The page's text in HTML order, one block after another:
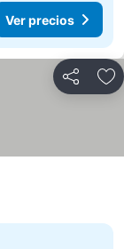
Ver precios
Compartir